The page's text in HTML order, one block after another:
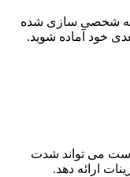
شخصی سازی شده
خود آماده شوید.
می تواند شدت
ارائه دهد.